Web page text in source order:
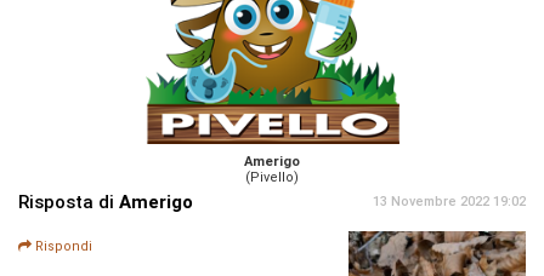
Amerigo
(Pivello)
Risposta di Amerigo 13 Novembre 2022 19:02
Rispondi